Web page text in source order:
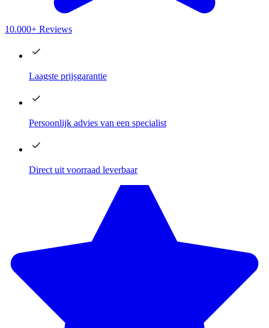
10.000+ Reviews
Laagste prijsgarantie
Persoonlijk advies van een specialist
Direct uit voorraad leverbaar